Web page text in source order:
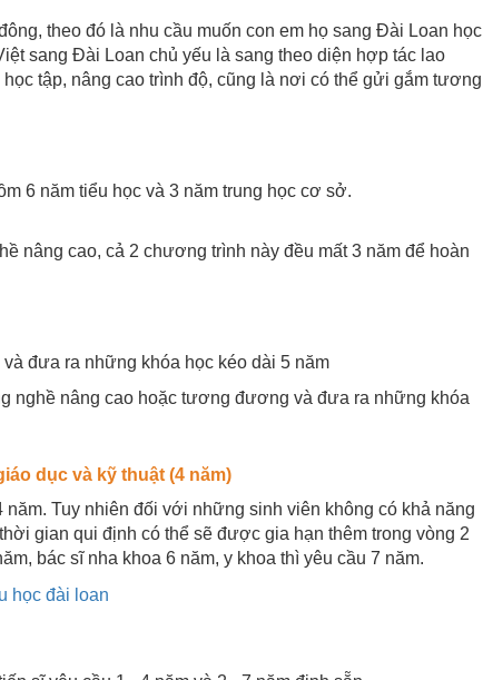
theo đó là nhu cầu muốn con em họ sang Đài Loan học
sang Đài Loan chủ yếu là sang theo diện hợp tác lao
tập, nâng cao trình độ, cũng là nơi có thể gửi gắm tương
6 năm tiểu học và 3 năm trung học cơ sở.
nâng cao, cả 2 chương trình này đều mất 3 năm để hoàn
đưa ra những khóa học kéo dài 5 năm
nghề nâng cao hoặc tương đương và đưa ra những khóa
dục và kỹ thuật (4 năm)
Tuy nhiên đối với những sinh viên không có khả năng
gian qui định có thể sẽ được gia hạn thêm trong vòng 2
bác sĩ nha khoa 6 năm, y khoa thì yêu cầu 7 năm.